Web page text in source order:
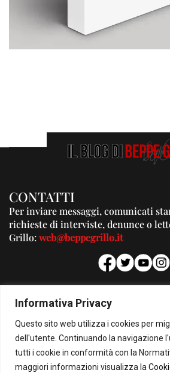
Informativa Privacy
Questo sito web utilizza i cookies per
dell'utente. Continuando la navigazione
tutti i cookie in conformità con la
maggiori informazioni visualizza la
CONTATTI
Per inviare messaggi, comunicati
richieste di interviste, denunce o
Grillo:web@beppegrillo.it
Per la tua